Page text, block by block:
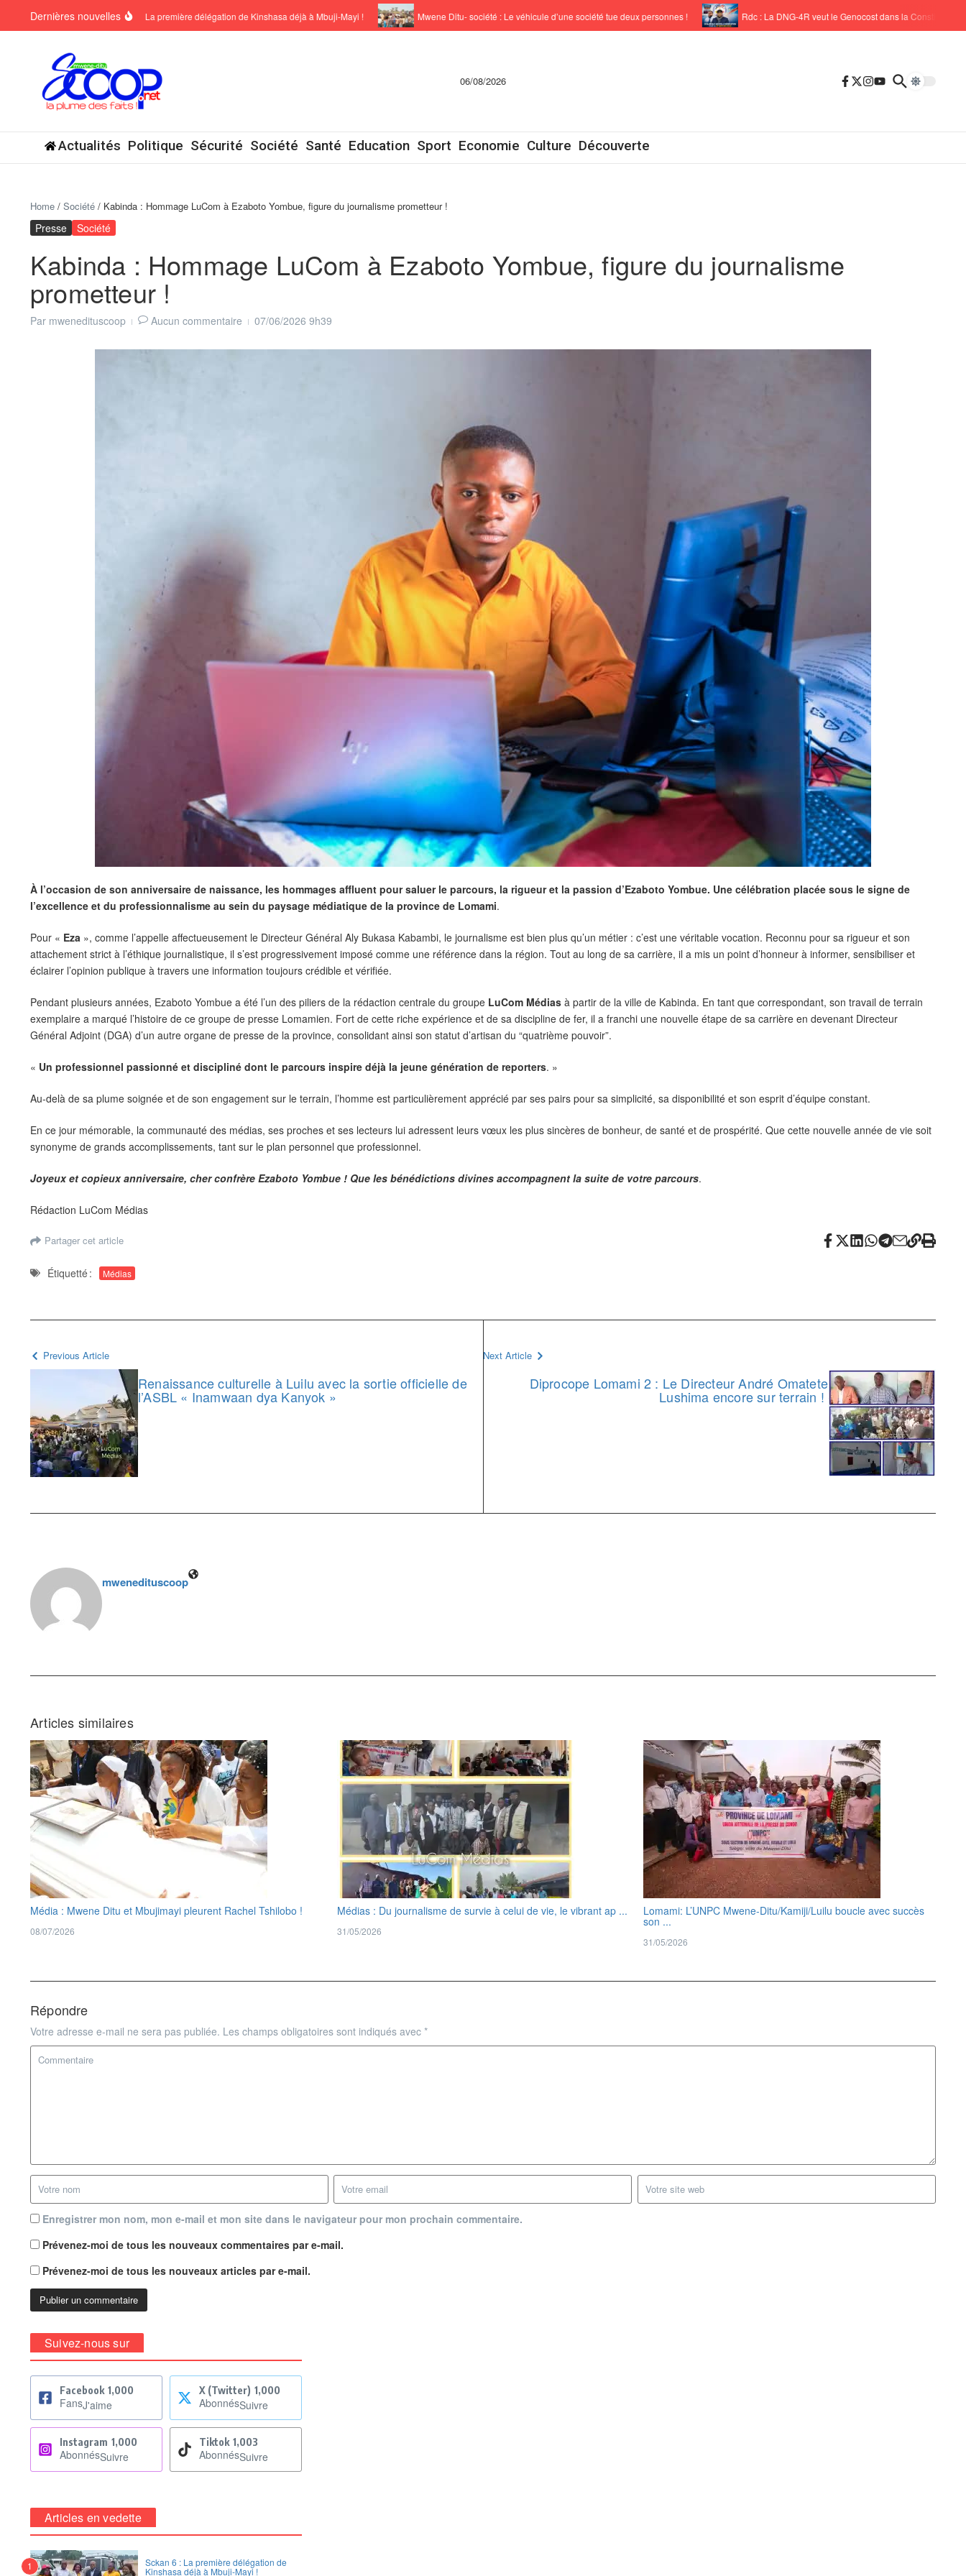
Dernières nouvellesSckan 6 : ‎La première délégation de Kinshasa déjà à Mbuji-Mayi ! Mwene Ditu- société : Le véhicule d’une société tue deux personnes ! Rdc : La DNG-4R veut le Genocost dans la Constitution !
06/08/2026
Actualités Politique Sécurité Société Santé Education Sport Economie Culture Découverte
Home / Société / Kabinda : Hommage LuCom à Ezaboto Yombue, figure du journalisme prometteur !
Presse Société
Kabinda : Hommage LuCom à Ezaboto Yombue, figure du journalisme
prometteur !
Par mwenedituscoop Aucun commentaire 07/06/2026 9h39
À l’occasion de son anniversaire de naissance, les hommages affluent pour saluer le parcours, la rigueur et la passion d’Ezaboto Yombue. Une célébration placée sous le signe de
l’excellence et du professionnalisme au sein du paysage médiatique de la province de Lomami.
Pour « Eza », comme l’appelle affectueusement le Directeur Général Aly Bukasa Kabambi, le journalisme est bien plus qu’un métier : c’est une véritable vocation. Reconnu pour sa rigueur et son
attachement strict à l’éthique journalistique, il s’est progressivement imposé comme une référence dans la région. Tout au long de sa carrière, il a mis un point d’honneur à informer, sensibiliser et
éclairer l’opinion publique à travers une information toujours crédible et vérifiée.
Pendant plusieurs années, Ezaboto Yombue a été l’un des piliers de la rédaction centrale du groupe LuCom Médias à partir de la ville de Kabinda. En tant que correspondant, son travail de terrain
exemplaire a marqué l’histoire de ce groupe de presse Lomamien. Fort de cette riche expérience et de sa discipline de fer, il a franchi une nouvelle étape de sa carrière en devenant Directeur
Général Adjoint (DGA) d’un autre organe de presse de la province, consolidant ainsi son statut d’artisan du “quatrième pouvoir”.
« Un professionnel passionné et discipliné dont le parcours inspire déjà la jeune génération de reporters. »
Au-delà de sa plume soignée et de son engagement sur le terrain, l’homme est particulièrement apprécié par ses pairs pour sa simplicité, sa disponibilité et son esprit d’équipe constant.
En ce jour mémorable, la communauté des médias, ses proches et ses lecteurs lui adressent leurs vœux les plus sincères de bonheur, de santé et de prospérité. Que cette nouvelle année de vie soit
synonyme de grands accomplissements, tant sur le plan personnel que professionnel.
Joyeux et copieux anniversaire, cher confrère Ezaboto Yombue ! Que les bénédictions divines accompagnent la suite de votre parcours.
Rédaction LuCom Médias
Partager cet article
Étiquetté : Médias
Previous Article
Renaissance culturelle à Luilu avec la sortie officielle de
l’ASBL « Inamwaan dya Kanyok »
Next Article
Diprocope Lomami 2 : Le Directeur André Omatete
Lushima encore sur terrain !
mwenedituscoop
Articles similaires
Média : Mwene Ditu et Mbujimayi pleurent Rachel Tshilobo !
08/07/2026
Médias : Du journalisme de survie à celui de vie, le vibrant ap ...
31/05/2026
Lomami: L’UNPC Mwene-Ditu/Kamiji/Luilu boucle avec succès
son ...
31/05/2026
Répondre
Votre adresse e-mail ne sera pas publiée. Les champs obligatoires sont indiqués avec *
Enregistrer mon nom, mon e-mail et mon site dans le navigateur pour mon prochain commentaire.
Prévenez-moi de tous les nouveaux commentaires par e-mail.
Prévenez-moi de tous les nouveaux articles par e-mail.
Suivez-nous sur
Facebook 1,000
FansJ'aime
X (Twitter) 1,000
AbonnésSuivre
Instagram 1,000
AbonnésSuivre
Tiktok 1,003
AbonnésSuivre
Articles en vedette
1 Sckan 6 : ‎La première délégation de
Kinshasa déjà à Mbuji-Mayi !